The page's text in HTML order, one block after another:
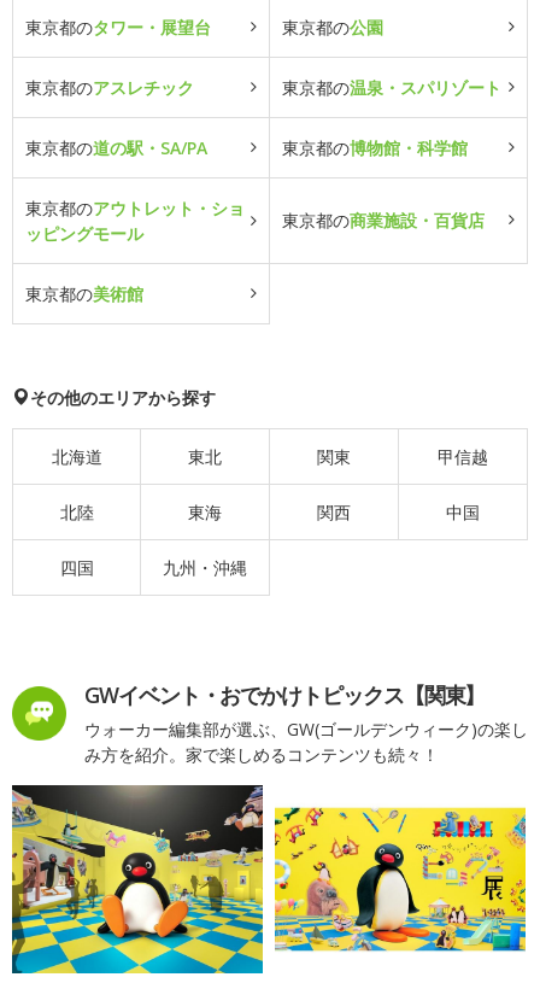
東京都のタワー・展望台 東京都の公園
東京都のアスレチック 東京都の温泉・スパリゾート
東京都の道の駅・SA/PA 東京都の博物館・科学館
東京都のアウトレット・ショ
ッピングモール
東京都の商業施設・百貨店
東京都の美術館
その他のエリアから探す
北海道 東北 関東 甲信越
北陸 東海 関西 中国
四国 九州・沖縄
GWイベント・おでかけトピックス【関東】
ウォーカー編集部が選ぶ、GW(ゴールデンウィーク)の楽し
み方を紹介。家で楽しめるコンテンツも続々！